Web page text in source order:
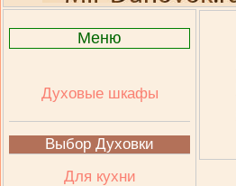
Меню
Духовые шкафы
Выбор Духовки
Для кухни